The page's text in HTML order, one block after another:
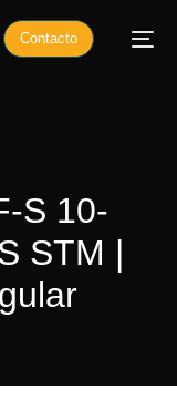
Contacto
S 10-
STM |